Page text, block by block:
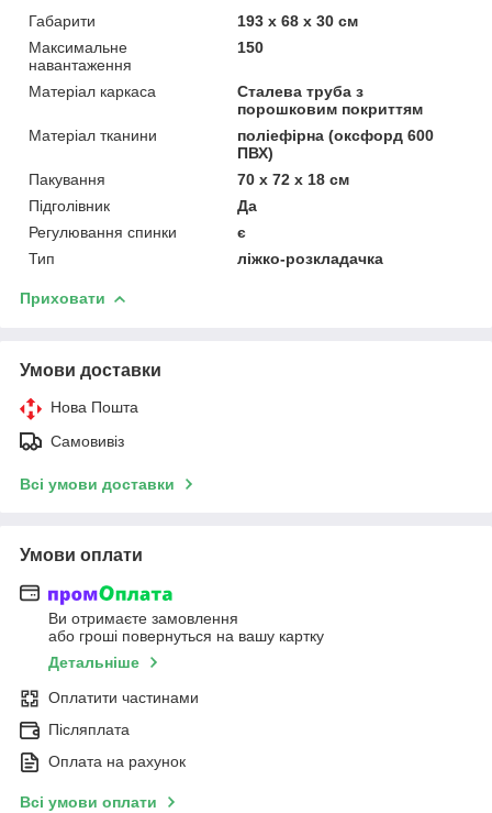
Габарити
193 х 68 х 30 см
Максимальне
навантаження
150
Матеріал каркаса
Сталева труба з
порошковим покриттям
Матеріал тканини
поліефірна (оксфорд 600
ПВХ)
Пакування
70 х 72 х 18 см
Підголівник
Да
Регулювання спинки
є
Тип
ліжко-розкладачка
Приховати
Умови доставки
Нова Пошта
Самовивіз
Всі умови доставки
Умови оплати
Ви отримаєте замовлення
або гроші повернуться на вашу картку
Детальніше
Оплатити частинами
Післяплата
Оплата на рахунок
Всі умови оплати